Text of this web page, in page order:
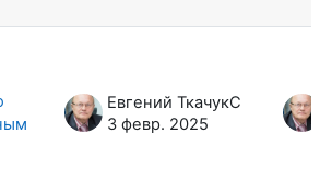
Евгений ТкачукС
3 февр. 2025